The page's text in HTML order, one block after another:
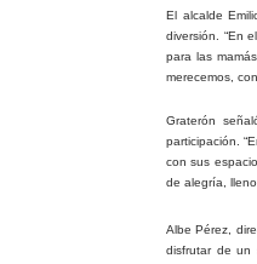
El alcalde
diversión. “En
para las
merecemos,
Graterón
participación.
con sus
de alegría,
Albe Pérez,
disfrutar de un